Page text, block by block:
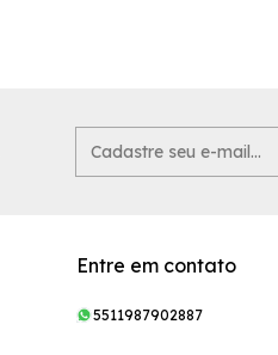
Entre em contato
5511987902887